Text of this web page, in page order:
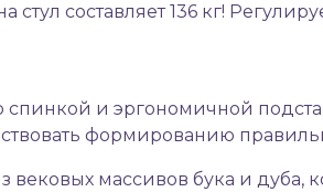
стул составляет 136 кг!
и эргономичной
формированию
вековых массивов бука и дуба,